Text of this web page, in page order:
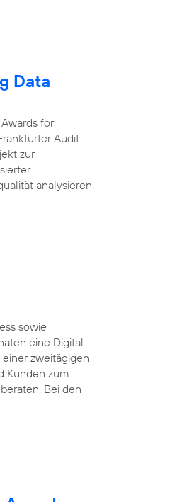
Data
for
Audit-
zur
analysieren.
sowie
eine Digital
zweitägigen
Kunden zum
Bei den